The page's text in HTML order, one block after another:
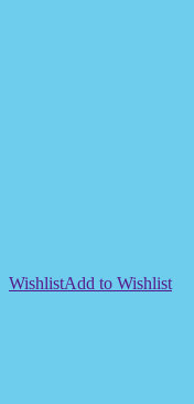
WishlistAdd to Wishlist